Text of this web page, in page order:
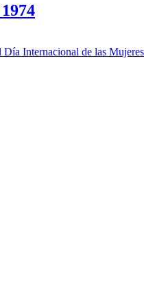
Internacional de las